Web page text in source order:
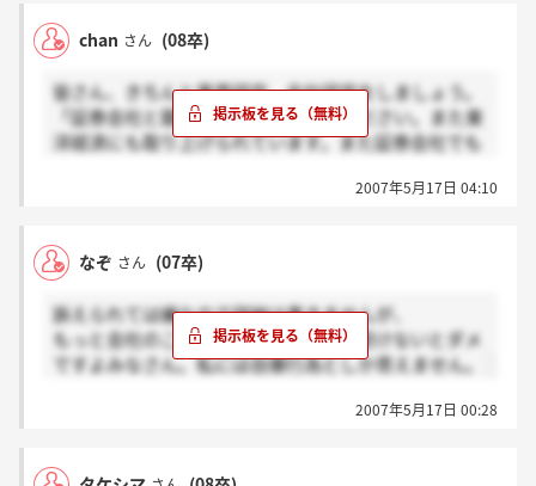
chan さん (08卒)
皆さん、きちんと業界研究、会社研究をしましょう。
「証券会社と銀行」の欄を参照してください。また東
洋経済にも取り上げられています。また証券会社でも
2007年5月17日 04:10
なぞ さん (07卒)
訴えられては嫌なので詳細は書きませんが、
もっと会社のことを詳細を調べてから受けないとダメ
ですよみなさん。私には自爆行為としか思えません。
2007年5月17日 00:28